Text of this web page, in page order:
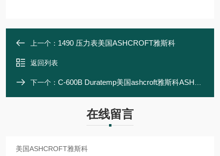
上一个： 1490 压力表美国ASHCROFT雅斯科
返回列表
下一个： C-600B Duratemp美国ashcroft雅斯科ASHCROFT
在线留言